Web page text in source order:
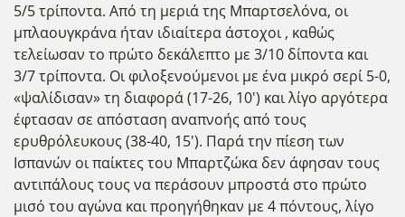
5/5 τρίποντα. Από τη μεριά της Μπαρτσελόνα, οι
μπλαουγκράνα ήταν ιδιαίτερα άστοχοι , καθώς
τελείωσαν το πρώτο δεκάλεπτο με 3/10 δίποντα και
3/7 τρίποντα. Οι φιλοξενούμενοι με ένα μικρό σερί 5-0,
«ψαλίδισαν» τη διαφορά (17-26, 10') και λίγο αργότερα
έφτασαν σε απόσταση αναπνοής από τους
ερυθρόλευκους (38-40, 15'). Παρά την πίεση των
Ισπανών οι παίκτες του Μπαρτζώκα δεν άφησαν τους
αντιπάλους τους να περάσουν μπροστά στο πρώτο
μισό του αγώνα και προηγήθηκαν με 4 πόντους, λίγο